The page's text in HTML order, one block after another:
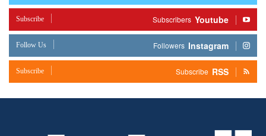
Youtube
Subscribers
Subscribe
Instagram
Followers
Follow Us
RSS
Subscribe
Subscribe